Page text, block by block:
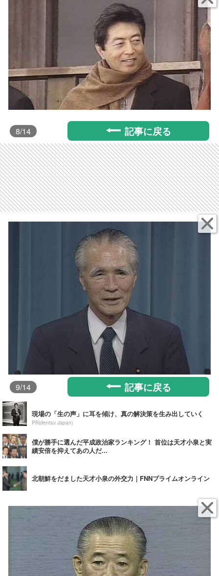
8/14 記事に戻る
9/14 記事に戻る
現場の「生の声」に耳を傾け、真の解決策を生み出していく
PR(dentsu Japan)
僕が勝手に選んだ平成政治家ランキング！ 首位は天才小泉と実
績安倍を抑えてあの人だ...
北朝鮮をだました天才小泉の外交力｜FNNプライムオンライン